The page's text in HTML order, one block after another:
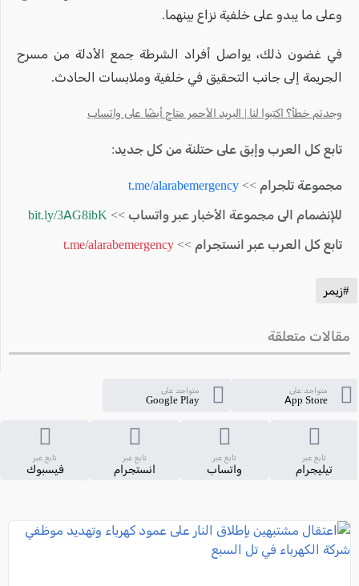
وعلى ما يبدو على خلفية نزاع بينهما.
في غضون ذلك، يواصل أفراد الشرطة جمع الأدلة من مسرح
الجريمة إلى جانب التحقيق في خلفية وملابسات الحادث.
وجدتم خطأ؟ اكتبوا لنا | البريد الأحمر متاح أيضًا على واتساب
تابع كل العرب وإبق على حتلنة من كل جديد:
مجموعة تلجرام >> t.me/alarabemergency
للإنضمام الى مجموعة الأخبار عبر واتساب >> bit.ly/3AG8ibK
تابع كل العرب عبر انستجرام >> t.me/alarabemergency
#زيمر
مقالات متعلقة
متواجد على
App Store
متواجد على
Google Play
تابع عبر
تيليجرام
تابع عبر
واتساب
تابع عبر
انستجرام
تابع عبر
فيسبوك